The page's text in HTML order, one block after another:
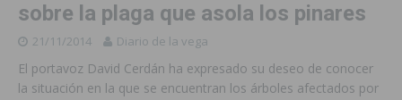
sobre la plaga que asola los pinares
21/11/2014 Diario de la vega
El portavoz David Cerdán ha expresado su deseo de conocer
la situación en la que se encuentran los árboles afectados por